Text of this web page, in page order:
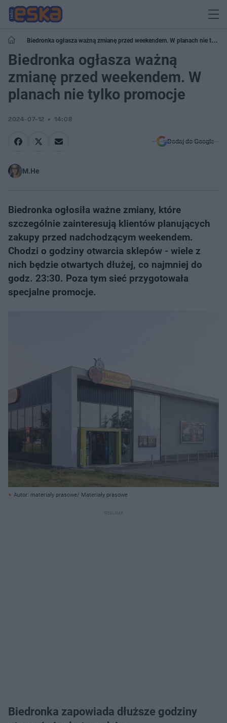
Biedronka ogłasza ważną zmianę przed weekendem. W planach nie tylko
promocje
Biedronka ogłasza ważną
zmianę przed weekendem. W
planach nie tylko promocje
2024-07-12 14:08
Dodaj do Google
M.He
Biedronka ogłosiła ważne zmiany, które
szczególnie zainteresują klientów planujących
zakupy przed nadchodzącym weekendem.
Chodzi o godziny otwarcia sklepów - wiele z
nich będzie otwartych dłużej, co najmniej do
godz. 23:30. Poza tym sieć przygotowała
specjalne promocje.
Autor: materiały prasowe/ Materiały prasowe
Biedronka zapowiada dłuższe godziny